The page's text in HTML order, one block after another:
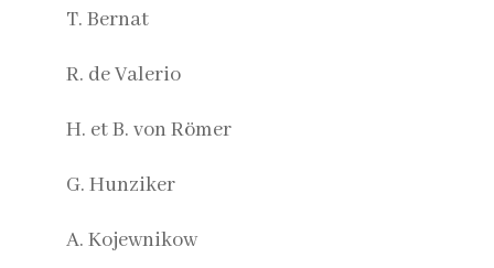
T. Bernat
R. de Valerio
H. et B. von Römer
G. Hunziker
A. Kojewnikow